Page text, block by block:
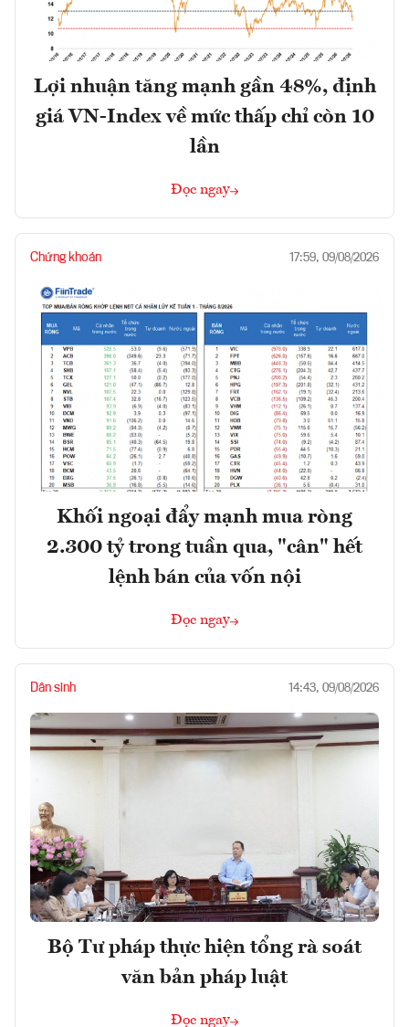
Lợi nhuận tăng mạnh gần 48%, định
giá VN-Index về mức thấp chỉ còn 10
lần
Đọc ngay
Chứng khoán 17:59, 09/08/2026
Khối ngoại đẩy mạnh mua ròng
2.300 tỷ trong tuần qua, "cân" hết
lệnh bán của vốn nội
Đọc ngay
Dân sinh 14:43, 09/08/2026
Bộ Tư pháp thực hiện tổng rà soát
văn bản pháp luật
Đọc ngay